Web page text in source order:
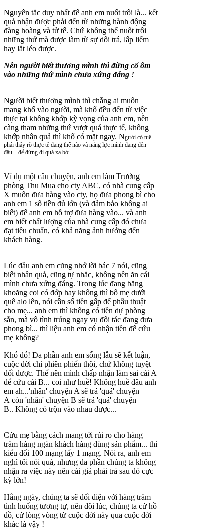
Nguyên tắc duy nhất để anh em nuốt trôi là... kết
quả nhận được phải đến từ những hành động
đàng hoàng và tử tế. Chứ không thể nuốt trôi
những thứ mà được làm từ sự dối trá, lấp liếm
hay lắt léo được.
Nên người biết thương mình thì đừng cố ôm
vào những thứ mình chưa xứng đáng !
Người biết thương mình thì chẳng ai muốn
mang khổ vào người, mà khổ đều đến từ việc
thực tại không khớp kỳ vọng của anh em, nên
càng tham những thứ vượt quá thực tế, không
khớp nhân quả thì khổ có mặt ngay. Người có tuệ
phải thấy rõ thực tế đang thế nào và năng lực mình đang đến
đâu... để đừng đi quá xa bờ.
Ví dụ một câu chuyện, anh em làm Trưởng
phòng Thu Mua cho cty ABC, có nhà cung cấp
X muốn đưa hàng vào cty, họ đưa phong bì cho
anh em 1 số tiền đủ lớn (và đảm bảo không ai
biết) để anh em hỗ trợ đưa hàng vào... và anh
em biết chất lượng của nhà cung cấp đó chưa
đạt tiêu chuẩn, có khả năng ảnh hưởng đến
khách hàng.
Lúc đầu anh em cũng nhớ lời bác 7 nói, cũng
biết nhân quả, cũng tự nhắc, không nên ăn cái
mình chưa xứng đáng. Trong lúc đang băng
khoăng coi có đớp hay không thì bố mẹ dưới
quê alo lên, nói cần số tiền gấp để phẫu thuật
cho mẹ... anh em thì không có tiền dự phòng
sẵn, mà vô tình trúng ngay vụ đối tác đang đưa
phong bì... thì liệu anh em có nhận tiền để cứu
mẹ không?
Khó đó! Đa phần anh em sống lâu sẽ kết luận,
cuộc đời chỉ phiên phiến thôi, chứ không tuyệt
đối được. Thế nên mình chấp nhận làm sai cái A
để cứu cái B... coi như huề! Không huề đâu anh
em ah...'nhân' chuyện A sẽ trả 'quả' chuyện
A còn 'nhân' chuyện B sẽ trả 'quả' chuyện
B.. Không có trộn vào nhau được...
Cứu mẹ bằng cách mang tới rủi ro cho hàng
trăm hàng ngàn khách hàng dùng sản phẩm... thì
kiểu đổi 100 mạng lấy 1 mạng. Nói ra, anh em
nghĩ tôi nói quá, nhưng đa phần chúng ta không
nhận ra việc này nên cái giá phải trả sau đó cực
kỳ lớn!
Hằng ngày, chúng ta sẽ đối diện với hàng trăm
tình huống tương tự, nên đôi lúc, chúng ta cứ hồ
đồ, cứ lòng vòng từ cuộc đời này qua cuộc đời
khác là vậy !